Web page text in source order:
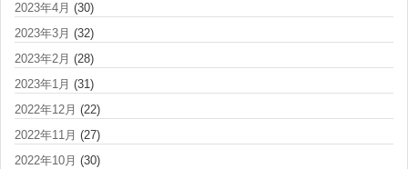
2023年4月 (30)
2023年3月 (32)
2023年2月 (28)
2023年1月 (31)
2022年12月 (22)
2022年11月 (27)
2022年10月 (30)